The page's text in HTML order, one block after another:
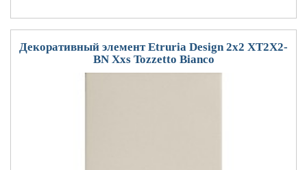
Декоративный элемент Etruria Design 2x2 XT2X2-
BN Xxs Tozzetto Bianco